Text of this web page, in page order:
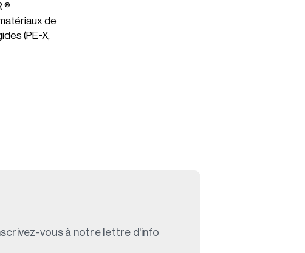
®
de
(PE-X,
vous à notre lettre d'info